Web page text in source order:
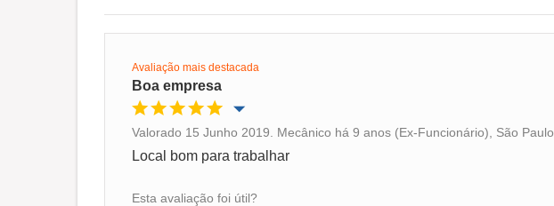
Avaliação mais destacada
Boa empresa
Oportunidade de promoção
Ambiente de trabalho
Valorado 15 Junho 2019. Mecânico há 9 anos (Ex-Funcionário), São Paulo
Local bom para trabalhar
Esta avaliação foi útil?